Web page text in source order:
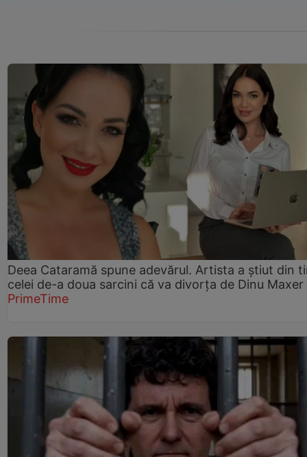
Deea Cataramă spune adevărul. Artista a știut din
celei de-a doua sarcini că va divorța de Dinu Maxer
PrimeTime